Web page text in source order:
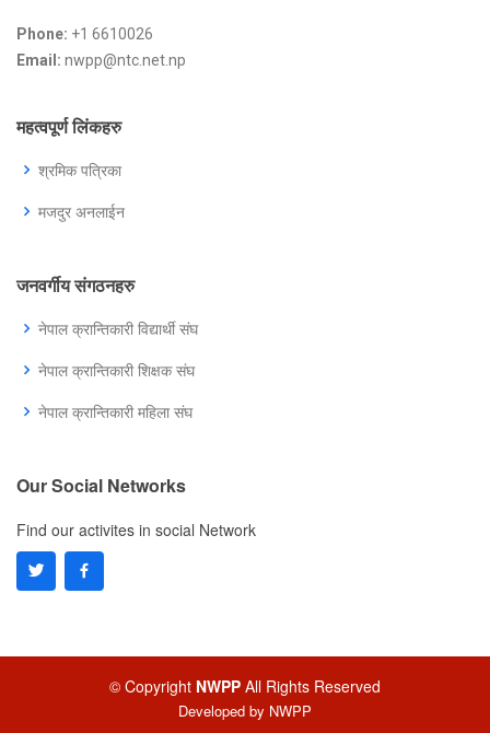
Phone: +1 6610026
Email: nwpp@ntc.net.np
महत्वपूर्ण लिंकहरु
श्रमिक पत्रिका
मजदुर अनलाईन
जनवर्गीय संगठनहरु
नेपाल क्रान्तिकारी विद्यार्थी संघ
नेपाल क्रान्तिकारी शिक्षक संघ
नेपाल क्रान्तिकारी महिला संघ
Our Social Networks
Find our activites in social Network
© Copyright NWPP All Rights Reserved
Developed by NWPP